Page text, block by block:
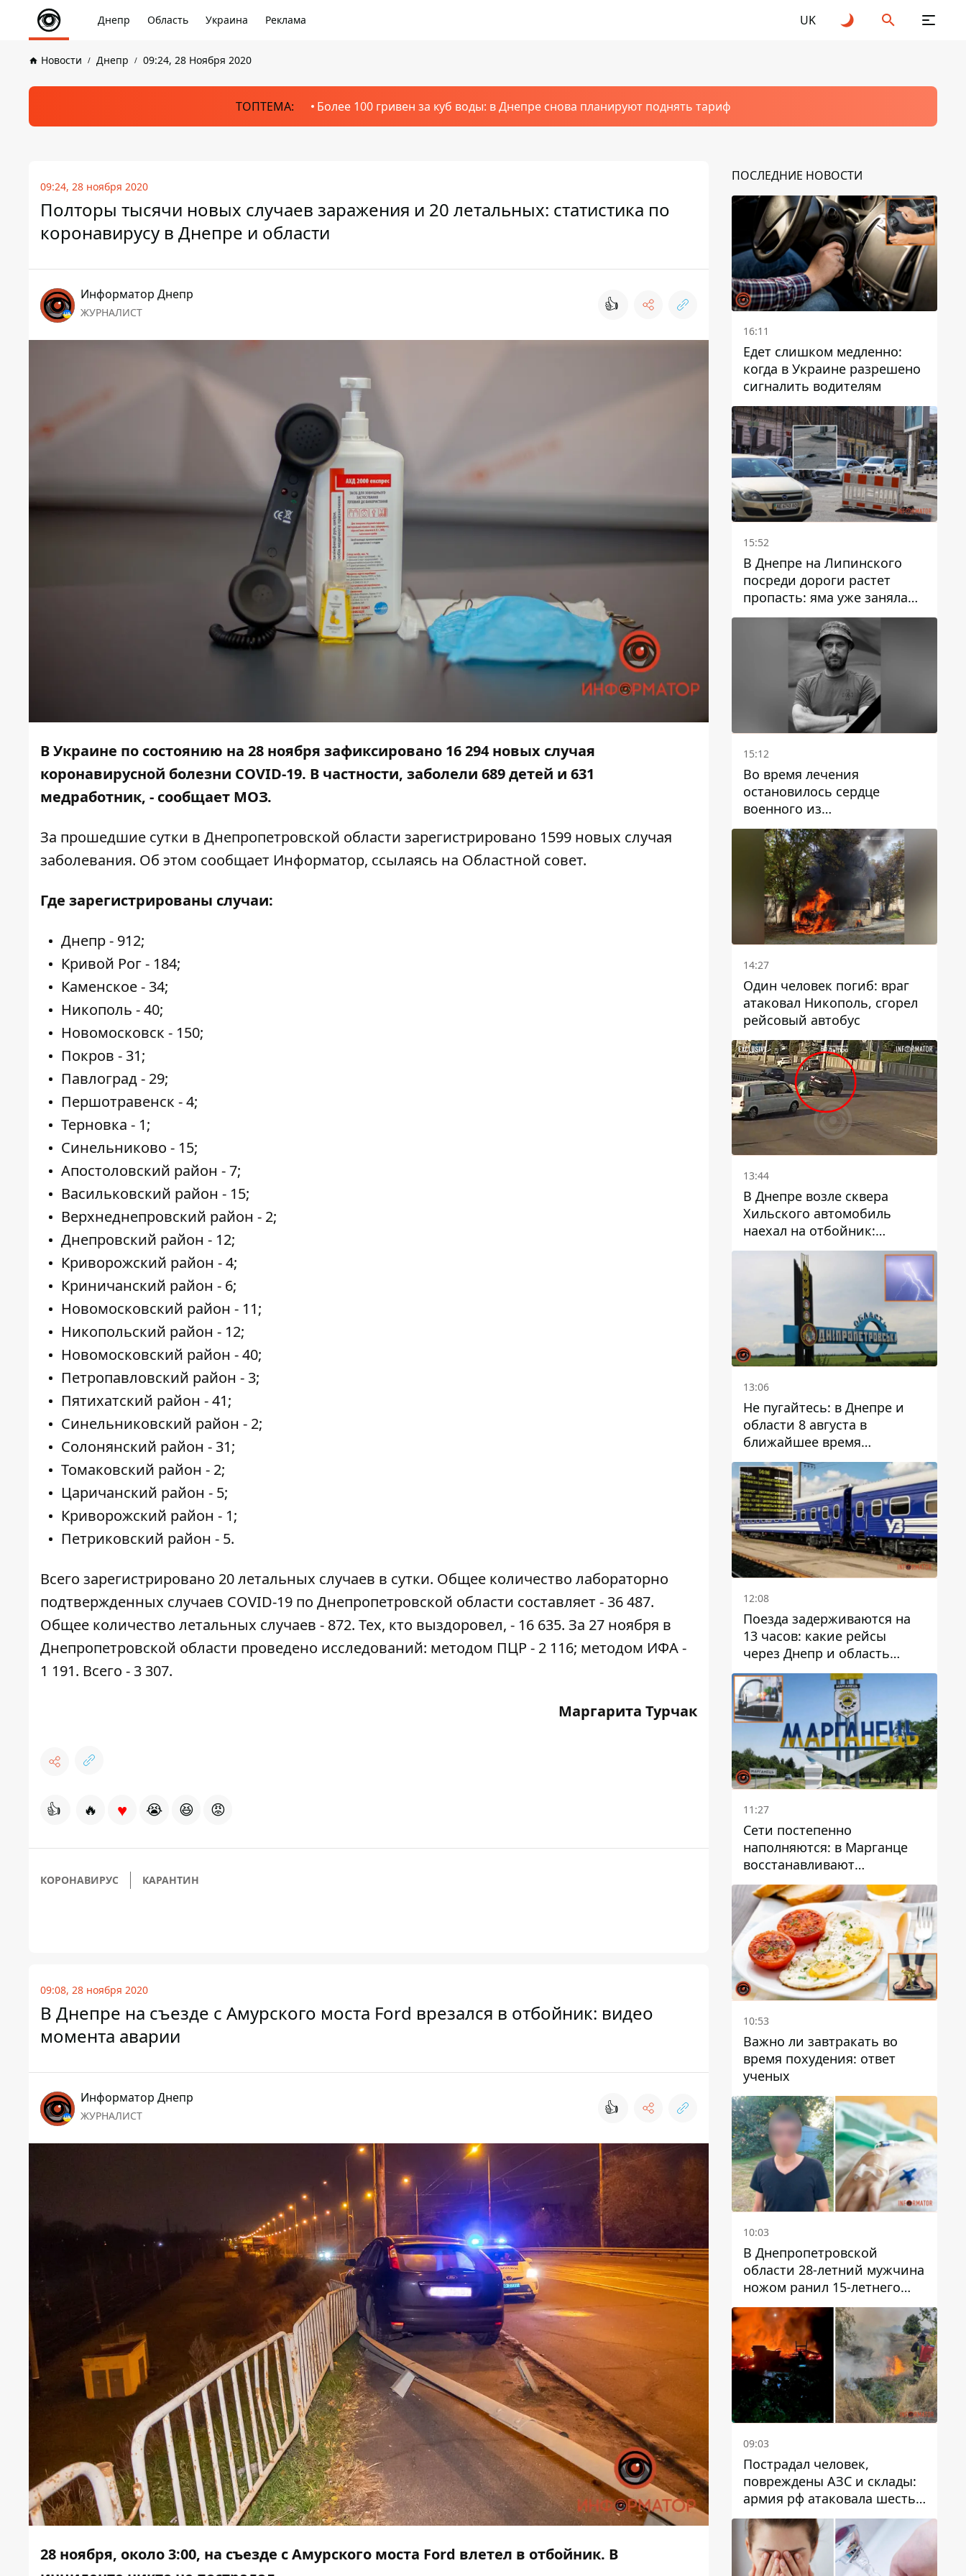
Днепр Область Украина Реклама UK
Новости Днепр 09:24, 28 Ноября 2020
ТОПТЕМА: Более 100 гривен за куб воды: в Днепре снова планируют поднять тариф
09:24, 28 ноября 2020
Полторы тысячи новых случаев заражения и 20 летальных: статистика по
коронавирусу в Днепре и области
Информатор Днепр
ЖУРНАЛИСТ 👍
В Украине по состоянию на 28 ноября зафиксировано 16 294 новых случая
коронавирусной болезни COVID-19. В частности, заболели 689 детей и 631
медработник, - сообщает МОЗ.
За прошедшие сутки в Днепропетровской области зарегистрировано 1599 новых случая
заболевания. Об этом сообщает Информатор, ссылаясь на Областной совет.
Где зарегистрированы случаи:
Днепр - 912;
Кривой Рог - 184;
Каменское - 34;
Никополь - 40;
Новомосковск - 150;
Покров - 31;
Павлоград - 29;
Першотравенск - 4;
Терновка - 1;
Синельниково - 15;
Апостоловский район - 7;
Васильковский район - 15;
Верхнеднепровский район - 2;
Днепровский район - 12;
Криворожский район - 4;
Криничанский район - 6;
Новомосковский район - 11;
Никопольский район - 12;
Новомосковский район - 40;
Петропавловский район - 3;
Пятихатский район - 41;
Синельниковский район - 2;
Солонянский район - 31;
Томаковский район - 2;
Царичанский район - 5;
Криворожский район - 1;
Петриковский район - 5.
Всего зарегистрировано 20 летальных случаев в сутки. Общее количество лабораторно
подтвержденных случаев COVID-19 по Днепропетровской области составляет - 36 487.
Общее количество летальных случаев - 872. Тех, кто выздоровел, - 16 635. За 27 ноября в
Днепропетровской области проведено исследований: методом ПЦР - 2 116; методом ИФА -
1 191. Всего - 3 307.
Маргарита Турчак
👍 🔥 ♥ 😭 😆 😡
КОРОНАВИРУС КАРАНТИН
09:08, 28 ноября 2020
В Днепре на съезде с Амурского моста Ford врезался в отбойник: видео
момента аварии
Информатор Днепр
ЖУРНАЛИСТ 👍
28 ноября, около 3:00, на съезде с Амурского моста Ford влетел в отбойник. В
ПОСЛЕДНИЕ НОВОСТИ
16:11
Едет слишком медленно:
когда в Украине разрешено
сигналить водителям
15:52
В Днепре на Липинского
посреди дороги растет
пропасть: яма уже заняла
полосу движения
15:12
Во время лечения
остановилось сердце
военного из
Днепропетровской области
Ростислава Лупашко
14:27
Один человек погиб: враг
атаковал Никополь, сгорел
рейсовый автобус
13:44
В Днепре возле сквера
Хильского автомобиль
наехал на отбойник:
момент происшествия
13:06
Не пугайтесь: в Днепре и
области 8 августа в
ближайшее время
ожидается гроза
12:08
Поезда задерживаются на
13 часов: какие рейсы
через Днепр и область
выбились из графика
11:27
Сети постепенно
наполняются: в Марганце
восстанавливают
водоснабжение
10:53
Важно ли завтракать во
время похудения: ответ
ученых
10:03
В Днепропетровской
области 28-летний мужчина
ножом ранил 15-летнего
парня
09:03
Пострадал человек,
повреждены АЗС и склады:
армия рф атаковала шесть
районов Днепропетровской
области